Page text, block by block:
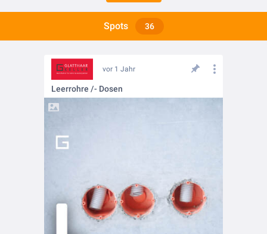
Spots 36
vor 1 Jahr
Leerrohre /- Dosen